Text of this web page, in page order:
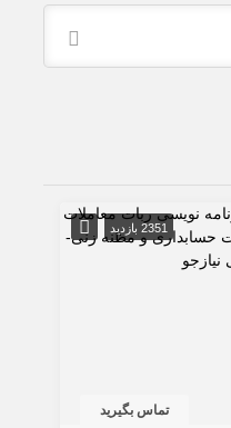
2351 بازدید
تماس بگیرید